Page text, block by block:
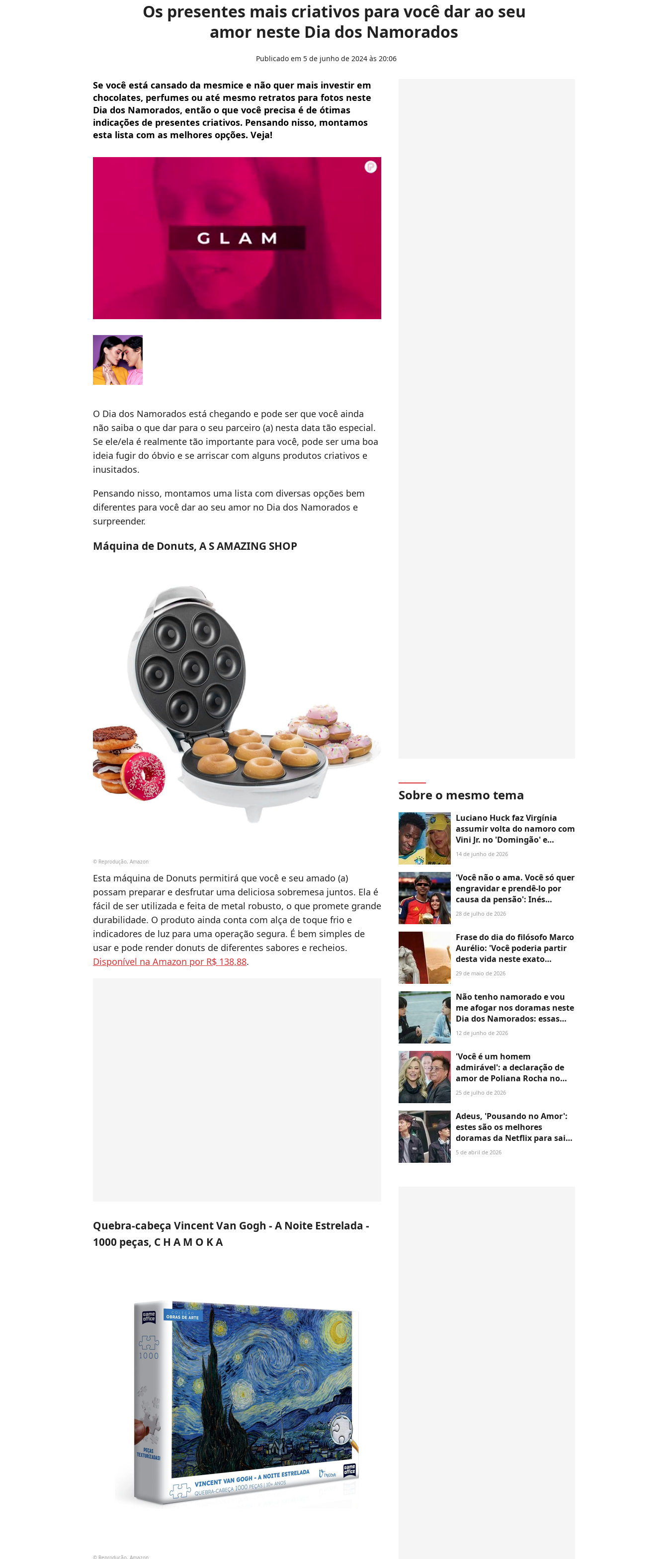
Os presentes mais criativos para você dar ao seu
amor neste Dia dos Namorados
Publicado em 5 de junho de 2024 às 20:06
Se você está cansado da mesmice e não quer mais investir em
chocolates, perfumes ou até mesmo retratos para fotos neste
Dia dos Namorados, então o que você precisa é de ótimas
indicações de presentes criativos. Pensando nisso, montamos
esta lista com as melhores opções. Veja!
O Dia dos Namorados está chegando e pode ser que você ainda
não saiba o que dar para o seu parceiro (a) nesta data tão especial.
Se ele/ela é realmente tão importante para você, pode ser uma boa
ideia fugir do óbvio e se arriscar com alguns produtos criativos e
inusitados.
Pensando nisso, montamos uma lista com diversas opções bem
diferentes para você dar ao seu amor no Dia dos Namorados e
surpreender.
Máquina de Donuts, A S AMAZING SHOP
© Reprodução, Amazon
Esta máquina de Donuts permitirá que você e seu amado (a)
possam preparar e desfrutar uma deliciosa sobremesa juntos. Ela é
fácil de ser utilizada e feita de metal robusto, o que promete grande
durabilidade. O produto ainda conta com alça de toque frio e
indicadores de luz para uma operação segura. É bem simples de
usar e pode render donuts de diferentes sabores e recheios.
Disponível na Amazon por R$ 138,88.
Quebra-cabeça Vincent Van Gogh - A Noite Estrelada -
1000 peças, C H A M O K A
Sobre o mesmo tema
Luciano Huck faz Virgínia
assumir volta do namoro com
Vini Jr. no 'Domingão' e
influencer entrega detalhe de
presente do Dia dos
Namorados: '2 anos'
14 de junho de 2026
'Você não o ama. Você só quer
engravidar e prendê-lo por
causa da pensão': Inés
Garcia, namorada de Lamine
Yamal, vira alvo de acusação
do ex-namorado
28 de julho de 2026
Frase do dia do filósofo Marco
Aurélio: 'Você poderia partir
desta vida neste exato
momento. Que isso
e pensa'
29 de maio de 2026
Não tenho namorado e vou
me afogar nos doramas neste
Dia dos Namorados: essas
são minhas 7 séries
confortáveis favoritas e elas
provam que 'vidas solteiras
importam'
12 de junho de 2026
'Você é um homem
admirável': a declaração de
amor de Poliana Rocha no
aniversário de 63 anos de
Leonardo é a maior prova de
amor que você verá hoje
25 de julho de 2026
Adeus, 'Pousando no Amor':
estes são os melhores
doramas da Netflix para sair
da bolha da comédia
5 de abril de 2026